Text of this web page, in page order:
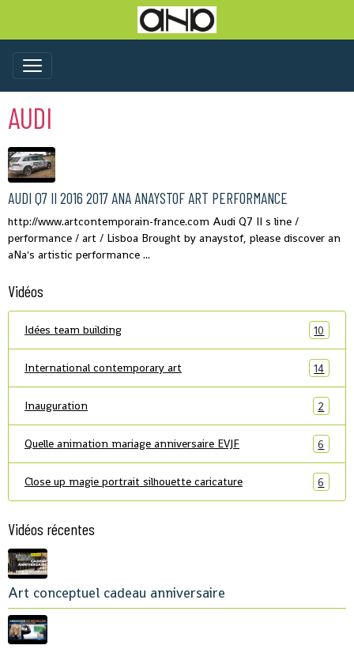
AUDI
AUDI Q7 II 2016 2017 ANA ANAYSTOF ART PERFORMANCE
http://www.artcontemporain-france.com Audi Q7 II s line /
performance / art / Lisboa Brought by anaystof, please discover an
aNa's artistic performance ...
Vidéos
Idées team building 10
International contemporary art 14
Inauguration 2
Quelle animation mariage anniversaire EVJF 6
Close up magie portrait silhouette caricature 6
Vidéos récentes
Art conceptuel cadeau anniversaire